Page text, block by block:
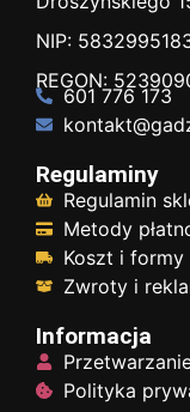
NIP:
REGON:
601 776 173
Regulaminy
Regulamin
Metody
Koszt i
Zwroty i
Informacja
Polityka